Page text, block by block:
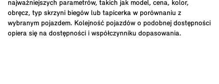
najważniejszych parametrów, takich jak model, cena, kolor,
obręcz, typ skrzyni biegów lub tapicerka w porównaniu z
wybranym pojazdem. Kolejność pojazdów o podobnej dostępności
opiera się na dostępności i współczynniku dopasowania.